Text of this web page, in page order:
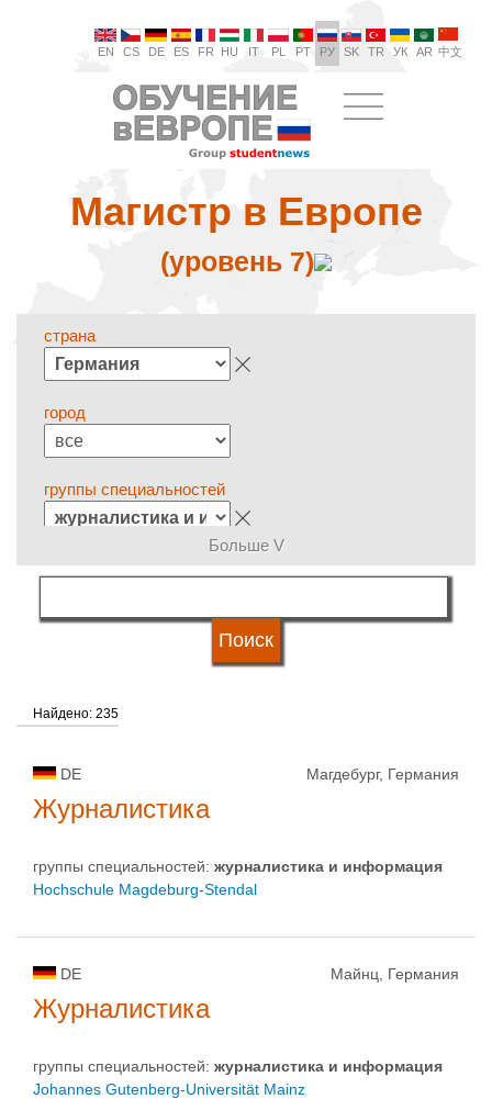
EN CS DE ES FR HU IT PL PT РУ SK TR УК AR 中文
Магистр в Европе
(уровень 7)
страна
город
группы специальностей
язык обучения
квалификация
типы университетов
статус университетов
Больше V
Найдено: 235
DE Магдебург, Германия
Журналистика
группы специальностей: журналистика и информация
Hochschule Magdeburg-Stendal
DE Майнц, Германия
Журналистика
группы специальностей: журналистика и информация
Johannes Gutenberg-Universität Mainz